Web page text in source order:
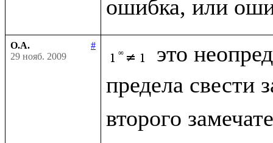
О.А.
#
29 нояб. 2009
это
предела свести
второго